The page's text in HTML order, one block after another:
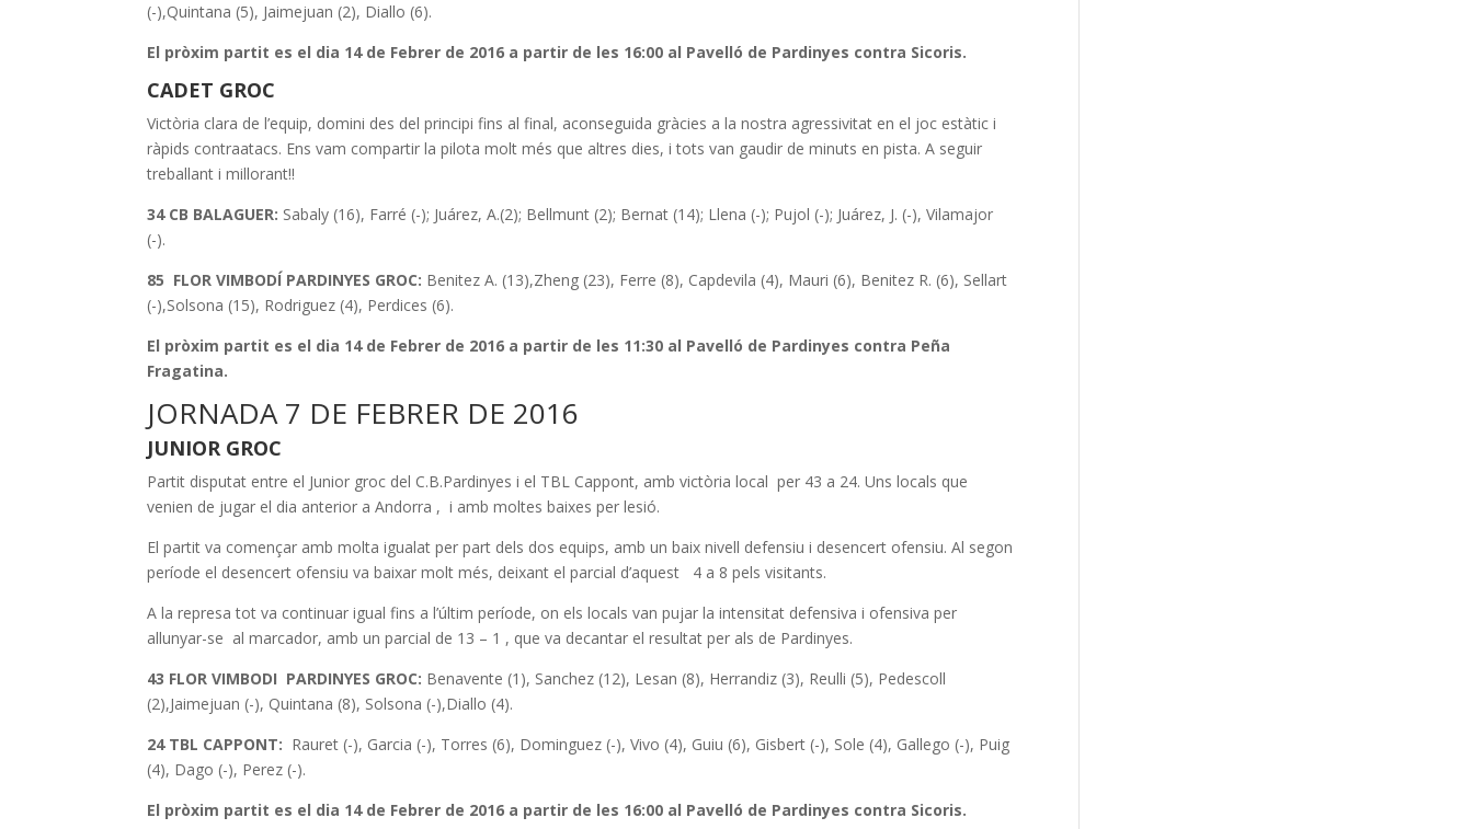
(-),Quintana (5), Jaimejuan (2), Diallo (6).
El pròxim partit es el dia 14 de Febrer de 2016 a partir de les 16:00 al Pavelló de Pardinyes contra Sicoris.
CADET GROC
Victòria clara de l’equip, domini des del principi fins al final, aconseguida gràcies a la nostra agressivitat en el joc estàtic i
ràpids contraatacs. Ens vam compartir la pilota molt més que altres dies, i tots van gaudir de minuts en pista. A seguir
treballant i millorant!!
34 CB BALAGUER: Sabaly (16), Farré (-); Juárez, A.(2); Bellmunt (2); Bernat (14); Llena (-); Pujol (-); Juárez, J. (-), Vilamajor
(-).
85 FLOR VIMBODÍ PARDINYES GROC: Benitez A. (13),Zheng (23), Ferre (8), Capdevila (4), Mauri (6), Benitez R. (6), Sellart
(-),Solsona (15), Rodriguez (4), Perdices (6).
El pròxim partit es el dia 14 de Febrer de 2016 a partir de les 11:30 al Pavelló de Pardinyes contra Peña
Fragatina.
JORNADA 7 DE FEBRER DE 2016
JUNIOR GROC
Partit disputat entre el Junior groc del C.B.Pardinyes i el TBL Cappont, amb victòria local per 43 a 24. Uns locals que
venien de jugar el dia anterior a Andorra , i amb moltes baixes per lesió.
El partit va començar amb molta igualat per part dels dos equips, amb un baix nivell defensiu i desencert ofensiu. Al segon
període el desencert ofensiu va baixar molt més, deixant el parcial d’aquest 4 a 8 pels visitants.
A la represa tot va continuar igual fins a l’últim període, on els locals van pujar la intensitat defensiva i ofensiva per
allunyar-se al marcador, amb un parcial de 13 – 1 , que va decantar el resultat per als de Pardinyes.
43 FLOR VIMBODI PARDINYES GROC: Benavente (1), Sanchez (12), Lesan (8), Herrandiz (3), Reulli (5), Pedescoll
(2),Jaimejuan (-), Quintana (8), Solsona (-),Diallo (4).
24 TBL CAPPONT: Rauret (-), Garcia (-), Torres (6), Dominguez (-), Vivo (4), Guiu (6), Gisbert (-), Sole (4), Gallego (-), Puig
(4), Dago (-), Perez (-).
El pròxim partit es el dia 14 de Febrer de 2016 a partir de les 16:00 al Pavelló de Pardinyes contra Sicoris.